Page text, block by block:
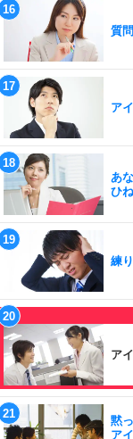
質
ア
あ
ひ
練
ア
黙
ア